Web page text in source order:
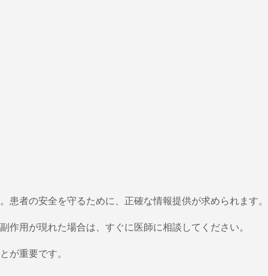
者の安全を守るために、正確な情報提供が求められます。
用が現れた場合は、すぐに医師に相談してください。
が重要です。